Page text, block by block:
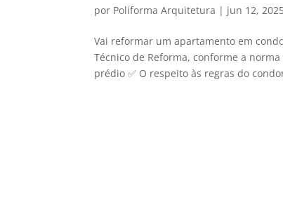
por Poliforma Arquitetura | jun 12,
Vai reformar um apartamento em
Técnico de Reforma, conforme a
prédio ✅ O respeito às regras do